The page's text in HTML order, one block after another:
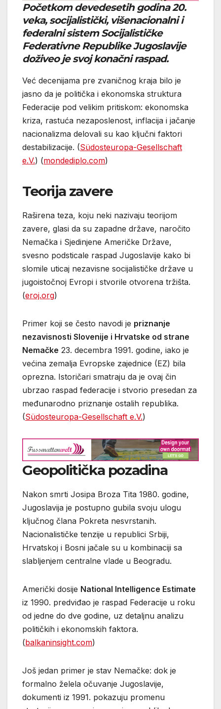
Početkom devedesetih godina 20.
veka, socijalistički, višenacionalni i
federalni sistem Socijalističke
Federativne Republike Jugoslavije
doživeo je svoj konačni raspad.
Već decenijama pre zvaničnog kraja bilo je
jasno da je politička i ekonomska struktura
Federacije pod velikim pritiskom: ekonomska
kriza, rastuća nezaposlenost, inflacija i jačanje
nacionalizma delovali su kao ključni faktori
destabilizacije. (Südosteuropa-Gesellschaft
e.V.) (mondediplo.com)
Teorija zavere
Raširena teza, koju neki nazivaju teorijom
zavere, glasi da su zapadne države, naročito
Nemačka i Sjedinjene Američke Države,
svesno podsticale raspad Jugoslavije kako bi
slomile uticaj nezavisne socijalističke države u
jugoistočnoj Evropi i stvorile otvorena tržišta.
(eroj.org)
Primer koji se često navodi je priznanje
nezavisnosti Slovenije i Hrvatske od strane
Nemačke 23. decembra 1991. godine, iako je
većina zemalja Evropske zajednice (EZ) bila
oprezna. Istoričari smatraju da je ovaj čin
ubrzao raspad federacije i stvorio presedan za
međunarodno priznanje ostalih republika.
(Südosteuropa-Gesellschaft e.V.)
Geopolitička pozadina
Nakon smrti Josipa Broza Tita 1980. godine,
Jugoslavija je postupno gubila svoju ulogu
ključnog člana Pokreta nesvrstanih.
Nacionalističke tenzije u republici Srbiji,
Hrvatskoj i Bosni jačale su u kombinaciji sa
slabljenjem centralne vlade u Beogradu.
Američki dosije National Intelligence Estimate
iz 1990. predviđao je raspad Federacije u roku
od jedne do dve godine, uz detaljnu analizu
političkih i ekonomskih faktora.
(balkaninsight.com)
Još jedan primer je stav Nemačke: dok je
formalno želela očuvanje Jugoslavije,
dokumenti iz 1991. pokazuju promenu